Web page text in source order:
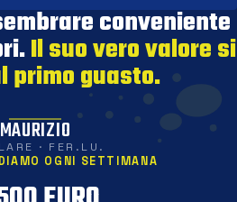
conveniente
Il suo vero valore si
primo guasto.
MAURIZIO
· FER.LU.
OGNI SETTIMANA